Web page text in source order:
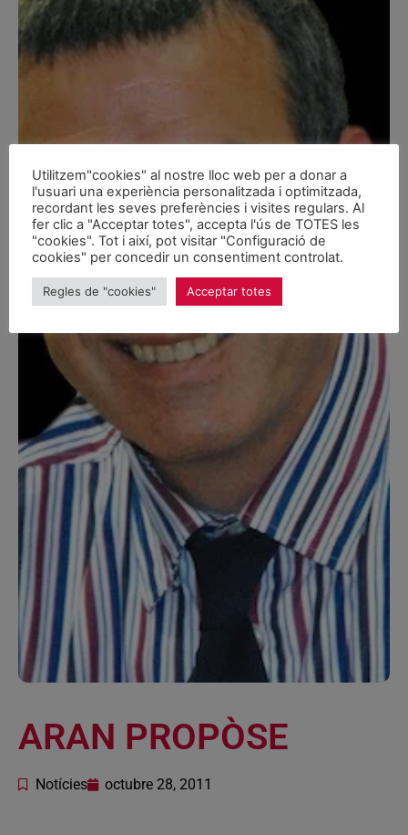
ARAN PROPÒSE
Notícies octubre 28, 2011
Utilitzem"cookies" al nostre lloc web per a donar a
l'usuari una experiència personalitzada i optimitzada,
recordant les seves preferències i visites regulars. Al
fer clic a "Acceptar totes", accepta l'ús de TOTES les
"cookies". Tot i així, pot visitar "Configuració de
cookies" per concedir un consentiment controlat.
Regles de "cookies" Acceptar totes